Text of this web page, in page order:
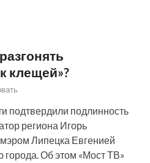
клещей»?
подтвердили подлинность
региона Игорь
Липецка Евгенией
Об этом «Мост ТВ»